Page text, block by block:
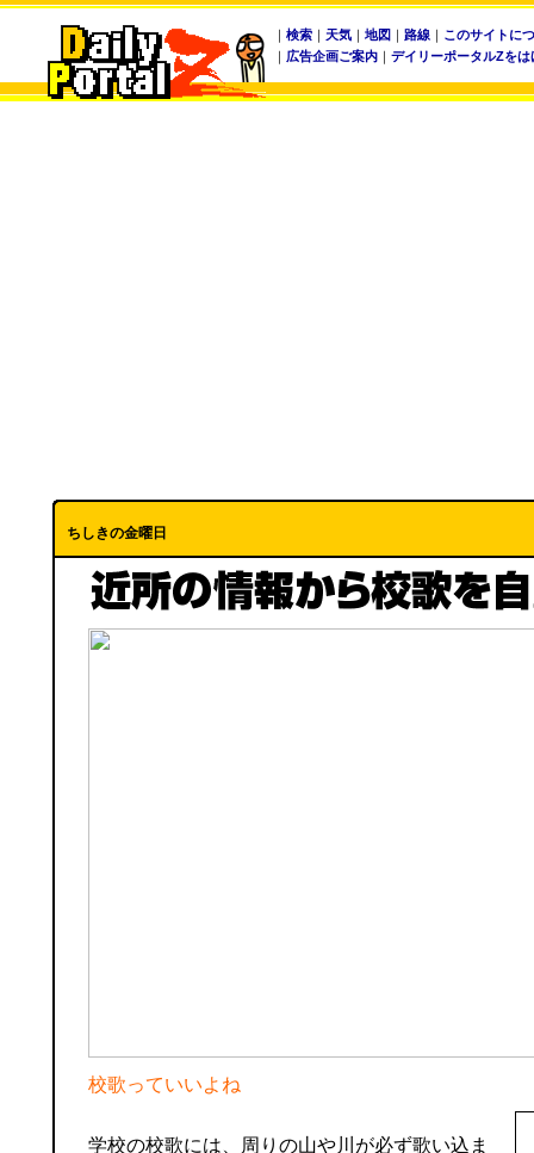
｜ 検索 ｜ 天気 ｜ 地図 ｜ 路線 ｜ このサイトに
｜ 広告企画ご案内 ｜ デイリーポータルZをは
ちしきの金曜日
校歌っていいよね
学校の校歌には、周りの山や川が必ず歌い込ま